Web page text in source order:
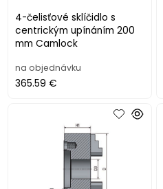
4-čelisťové sklíčidlo s
centrickým upínáním 200
mm Camlock
na objednávku
365.59 €